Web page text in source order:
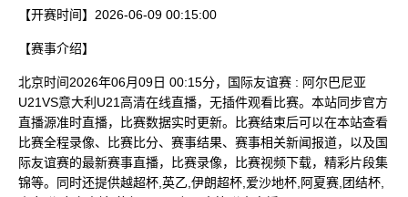
【开赛时间】 2026-06-09 00:15:00
【赛事介绍】
北京时间2026年06月09日 00:15分，国际友谊赛 : 阿尔巴尼亚
U21VS意大利U21高清在线直播，无插件观看比赛。本站同步官方
直播源准时直播，比赛数据实时更新。比赛结束后可以在本站查看
比赛全程录像、比赛比分、赛事结果、赛事相关新闻报道，以及国
际友谊赛的最新赛事直播，比赛录像，比赛视频下载，精彩片段集
锦等。同时还提供越超杯,英乙,伊朗超杯,爱沙地杯,阿夏赛,团结杯,